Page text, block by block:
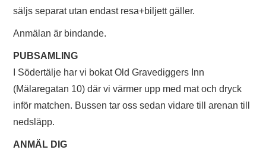
säljs separat utan endast resa+biljett gäller.
Anmälan är bindande.
PUBSAMLING
I Södertälje har vi bokat Old Gravediggers Inn
(Mälaregatan 10) där vi värmer upp med mat och dryck
inför matchen. Bussen tar oss sedan vidare till arenan till
nedsläpp.
ANMÄL DIG